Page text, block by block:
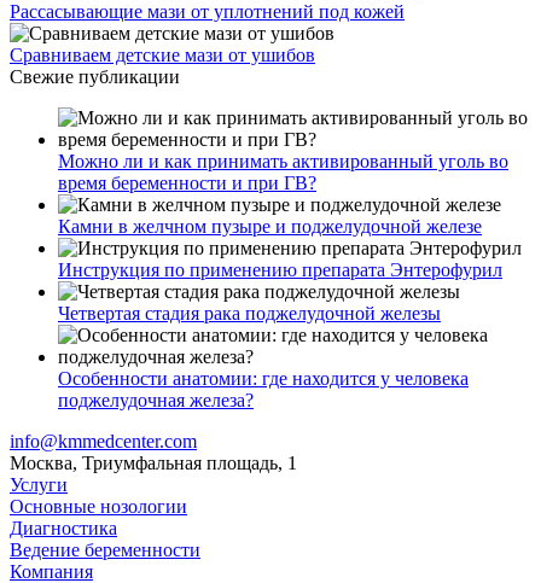
Рассасывающие мази от уплотнений под кожей
Сравниваем детские мази от ушибов
Свежие публикации
Можно ли и как принимать активированный уголь во
время беременности и при ГВ?
Камни в желчном пузыре и поджелудочной железе
Инструкция по применению препарата Энтерофурил
Четвертая стадия рака поджелудочной железы
Особенности анатомии: где находится у человека
поджелудочная железа?
info@kmmedcenter.com
Москва, Триумфальная площадь, 1
Услуги
Основные нозологии
Диагностика
Ведение беременности
Компания